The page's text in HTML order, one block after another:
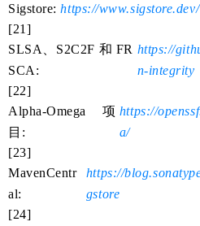
Sigstore: https://www.sigstore.dev/
[21]
SLSA、S2C2F 和 FR
SCA:
https://
n-integrity
[22]
Alpha-Omega 项
目:
https://
a/
[23]
MavenCentr
al:
https://
gstore
[24]